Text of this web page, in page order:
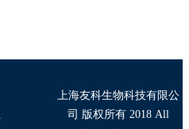
上海友科生物科技有限公
司 版权所有 2018 All